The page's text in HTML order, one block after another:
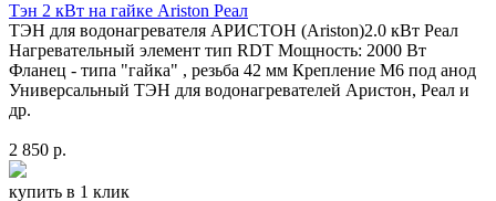
Тэн 2 кВт на гайке Ariston Реал
ТЭН для водонагревателя АРИСТОН (Ariston)2.0 кВт Реал
Нагревательный элемент тип RDT Мощность: 2000 Вт
Фланец - типа "гайка" , резьба 42 мм Крепление M6 под анод
Универсальный ТЭН для водонагревателей Аристон, Реал и
др.
2 850 р.
купить в 1 клик